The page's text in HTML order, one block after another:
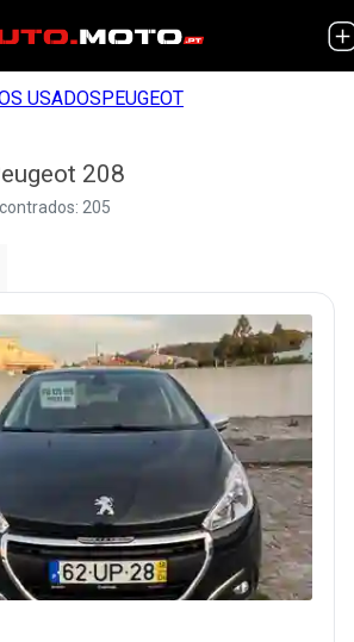
USADOSPEUGEOT
208
205